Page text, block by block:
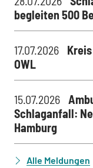
begleiten 500
17.07.2026
OWL
15.07.2026
Schlaganfall:
Hamburg
Alle Meldungen